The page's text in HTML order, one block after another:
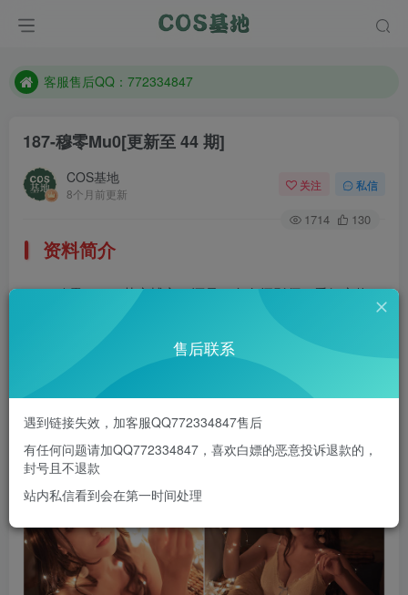
遇到任何问题加客服QQ：772334847
客服售后QQ：772334847
防失联：百度搜索《一七天佳》，实时查看最新站点。
187-穆零Mu0[更新至 44 期]
COS基地
8个月前更新
关注 私信
1714 130
资料简介
穆零Mu0，萌宠博主，还是一名女摄影师。爱好宠物，
喜欢拍照，喜欢动画，喜欢画画，家里超多小可爱，如今微
博粉已超37万。身材超棒脸蛋又好看的妹子不知道有没有男
部分预览
售后联系
遇到链接失效，加客服QQ772334847售后
有任何问题请加QQ772334847，喜欢白嫖的恶意投诉退款的，
封号且不退款
站内私信看到会在第一时间处理